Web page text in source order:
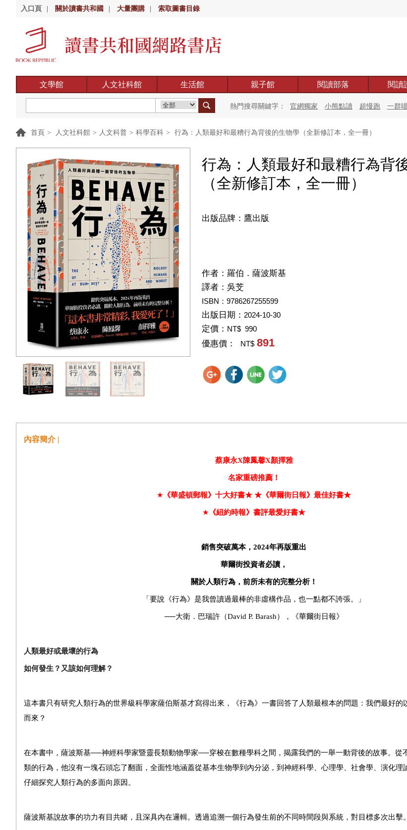
入口頁 關於讀書共和國 大量團購 索取圖書目錄
文學館 人文社科館 生活館 親子館 閱讀部落 閱讀
熱門搜尋關鍵字： 官網獨家 小熊點讀 超慢跑 一群
首頁 > 人文社科館 > 人文科普 > 科學百科 > 行為：人類最好和最糟行為背後的生物學（全新修訂本，全一冊）
行為：人類最好和最糟行為背
（全新修訂本，全一冊）
出版品牌：鷹出版
作者： 羅伯．薩波斯基
譯者： 吳芠
ISBN：9786267255599
出版日期： 2024-10-30
定價： NT$ 990
優惠價： NT$ 891
內容簡介 |
蔡康永X陳鳳馨X顏擇雅
名家重磅推薦！
★ 《華盛頓郵報》十大好書★ ★《華爾街日報》最佳好書★
★ 《紐約時報》書評最愛好書★
銷售突破萬本， 2024年再版重出
華爾街投資者必讀，
關於人類行為，前所未有的完整分析！
「要說《行為》是我曾讀過最棒的非虛構作品，也一點都不誇張。」
──大衛．巴瑞許（David P. Barash），《華爾街日報》
人類最好或最壞的行為
如何發生？又該如何理解？
這本書只有研究人類行為的世界級科學家薩伯斯基才寫得出來，《行為》一書回答了人類最根本的問題：我們最好的
而來？
在本書中，薩波斯基──神經科學家暨靈長類動物學家──穿梭在數種學科之間，揭露我們的一舉一動背後的故事。從
類的行為，他沒有一塊石頭忘了翻面，全面性地涵蓋從基本生物學到內分泌，到神經科學、心理學、社會學、演化理
仔細探究人類行為的多面向原因。
薩波斯基說故事的功力有目共睹，且深具內在邏輯。透過追溯一個行為發生前的不同時間段與系統，對目標多次出擊。